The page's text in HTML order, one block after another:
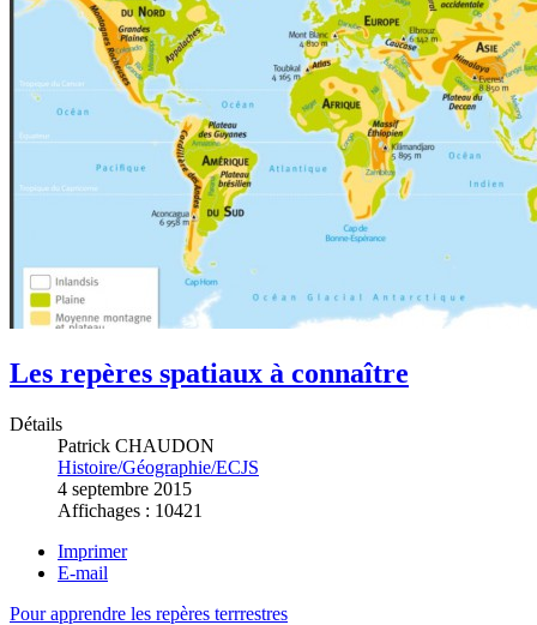
Les repères spatiaux à connaître
Détails
Patrick CHAUDON
Histoire/Géographie/ECJS
4 septembre 2015
Affichages : 10421
Imprimer
E-mail
Pour apprendre les repères terrrestres